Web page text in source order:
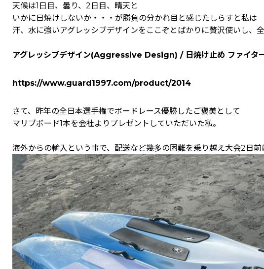
天候は1日目、曇り、2日目、晴天と
いかに日焼けしないか・・・が勝負の分かれ目と感じたしらすと私は
汗、水に強いアグレッシブデザインをここぞとばかりに贅沢使いし、
アグレッシブデザイン(Aggressive Design) / 日焼け止め ファイタ
https://www.guard1997.com/product/2014
さて、昨年の全日本選手権でボードレース優勝したご褒美として
マリブボード1本を会社よりプレゼントしていただいた私。
海外からの輸入という事で、配送など幾多の困難を乗り越え大会2日前